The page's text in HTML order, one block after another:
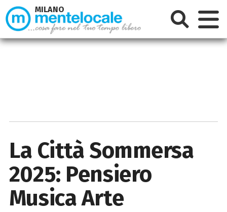
La Città Sommersa
2025: Pensiero
Musica Arte
MILANO